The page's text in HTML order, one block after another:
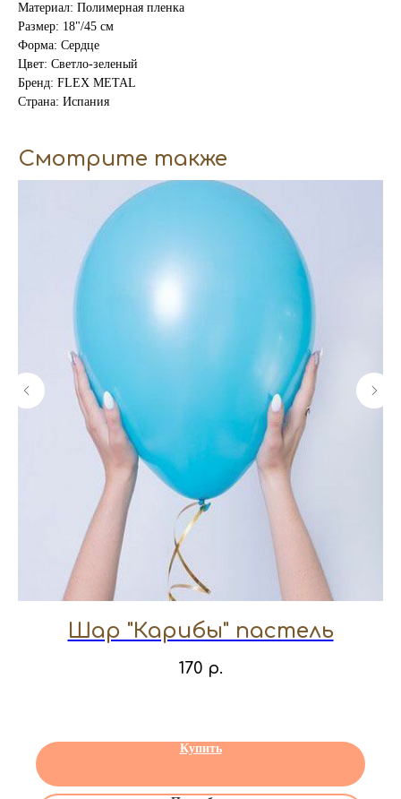
Материал: Полимерная пленка
Размер: 18"/45 см
Форма: Сердце
Цвет: Светло-зеленый
Бренд: FLEX METAL
Страна: Испания
Смотрите также
Шар "Карибы" пастель
170 р.
Купить